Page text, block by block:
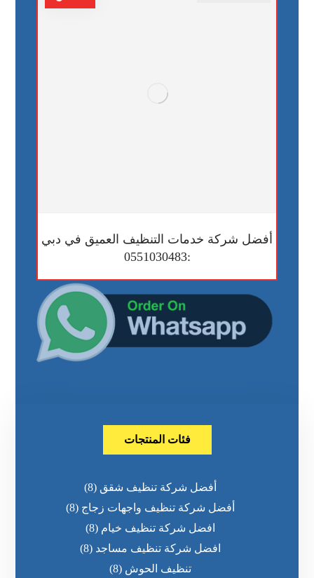
أفضل شركة خدمات التنظيف العميق في دبي
:0551030483
فئات المنتجات
أفضل شركة تنظيف شقق (8)
أفضل شركة تنظيف واجهات زجاج (8)
افضل شركة تنظيف خيام (8)
افضل شركة تنظيف مساجد (8)
تنظيف الحوش (8)